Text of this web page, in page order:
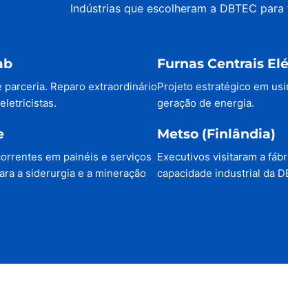
Indústrias que escolheram a DBTEC
parceria. Reparo extraordinário
Furnas Centrais
Projeto estratégico em
geração de energia.
em painéis e serviços
a siderurgia e a mineração
Metso (Finlândia)
Executivos visitaram a
capacidade industrial da